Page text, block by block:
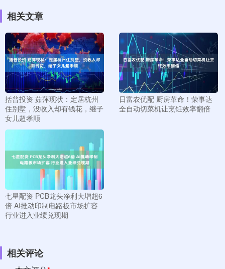
相关文章
括普投资 茹萍现状：定居杭州
住别墅，没收入却有钱花，继子
女儿超孝顺
日富农优配 厨房革命！荣事达
全自动切菜机让烹饪效率翻倍
七星配资 PCB龙头净利大增超6
倍 AI推动印制电路板市场扩容
行业进入业绩兑现期
相关评论